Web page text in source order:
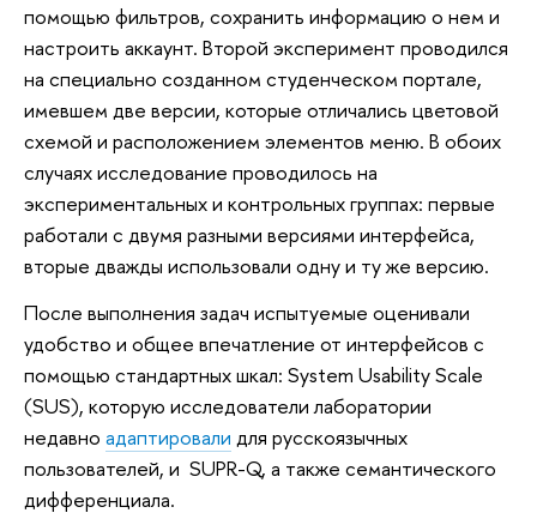
помощью фильтров, сохранить информацию о нем и
настроить аккаунт. Второй эксперимент проводился
на специально созданном студенческом портале,
имевшем две версии, которые отличались цветовой
схемой и расположением элементов меню. В обоих
случаях исследование проводилось на
экспериментальных и контрольных группах: первые
работали с двумя разными версиями интерфейса,
вторые дважды использовали одну и ту же версию.
После выполнения задач испытуемые оценивали
удобство и общее впечатление от интерфейсов с
помощью стандартных шкал: System Usability Scale
(SUS), которую исследователи лаборатории
недавно адаптировали для русскоязычных
пользователей, и SUPR-Q, а также семантического
дифференциала.